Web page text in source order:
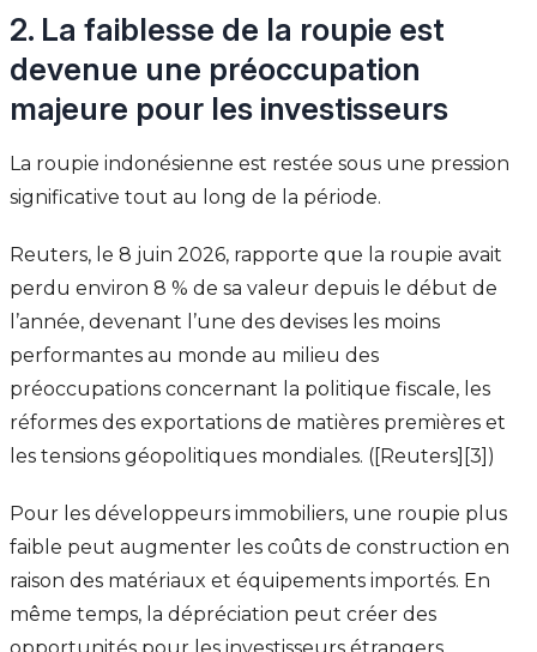
2. La faiblesse de la roupie est
devenue une préoccupation
majeure pour les investisseurs
La roupie indonésienne est restée sous une pression
significative tout au long de la période.
Reuters, le 8 juin 2026, rapporte que la roupie avait
perdu environ 8 % de sa valeur depuis le début de
l’année, devenant l’une des devises les moins
performantes au monde au milieu des
préoccupations concernant la politique fiscale, les
réformes des exportations de matières premières et
les tensions géopolitiques mondiales. ([Reuters][3])
Pour les développeurs immobiliers, une roupie plus
faible peut augmenter les coûts de construction en
raison des matériaux et équipements importés. En
même temps, la dépréciation peut créer des